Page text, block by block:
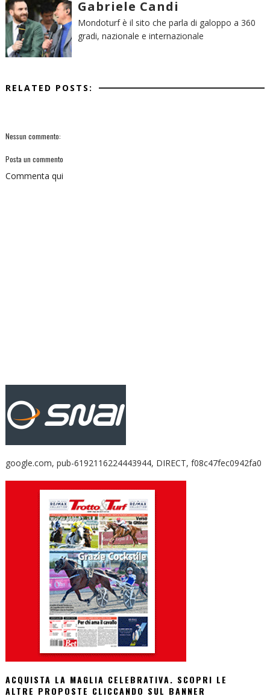
Gabriele Candi
Mondoturf è il sito che parla di galoppo a 360
gradi, nazionale e internazionale
RELATED POSTS:
Nessun commento:
Posta un commento
Commenta qui
google.com, pub-6192116224443944, DIRECT, f08c47fec0942fa0
ACQUISTA LA MAGLIA CELEBRATIVA. SCOPRI LE
ALTRE PROPOSTE CLICCANDO SUL BANNER